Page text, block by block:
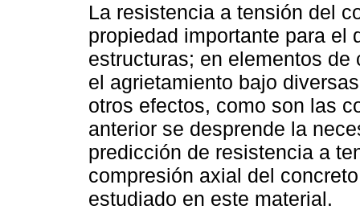
La resistencia a tensión del
propiedad importante para el
estructuras; en elementos
el agrietamiento bajo
otros efectos, como son las
anterior se desprende la
predicción de resistencia a
compresión axial del
estudiado en este material.